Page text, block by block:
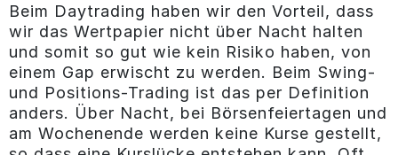
Beim Daytrading haben wir den Vorteil, dass
wir das Wertpapier nicht über Nacht halten
und somit so gut wie kein Risiko haben, von
einem Gap erwischt zu werden. Beim Swing-
und Positions-Trading ist das per Definition
anders. Über Nacht, bei Börsenfeiertagen und
am Wochenende werden keine Kurse gestellt,